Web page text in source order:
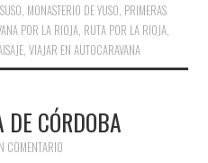
, MONASTERIO DE YUSO, PRIMERAS
POR LA RIOJA, RUTA POR LA RIOJA,
,VIAJAR EN AUTOCARAVANA
CÓRDOBA
COMENTARIO